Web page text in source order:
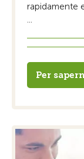
rapidamente
...
Per